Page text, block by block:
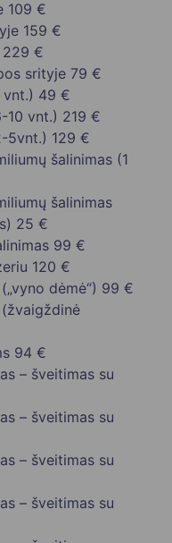
109 €
159 €
229 €
srityje 79 €
49 €
10 vnt.) 219 €
5vnt.) 129 €
šalinimas (1
šalinimas
25 €
99 €
120 €
dėmė“) 99 €
94 €
– šveitimas su
– šveitimas su
– šveitimas su
– šveitimas su